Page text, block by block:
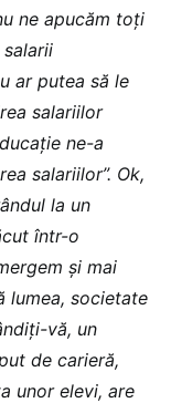
ne apucăm toți
ar putea să le
salariilor
ne-a
salariilor”. Ok,
la un
într-o
și mai
lumea, societate
vă, un
de carieră,
unor elevi, are